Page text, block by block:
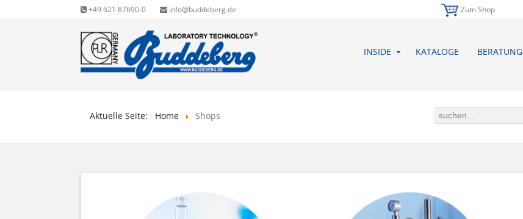
+49 621 87690-0 info@buddeberg.de Zum Shop
INSIDE KATALOGE BERATUNG
Aktuelle Seite: Home Shops